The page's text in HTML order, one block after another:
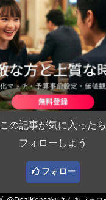
この記事が気に入ったら
フォローしよう
フォロー